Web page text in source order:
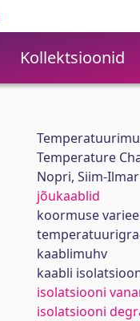
Kollektsioonid
Temperature
Nopri, Siim-Ilmar
jõukaablid
koormuse
kaablimuhv
kaabli
isolatsiooni
isolatsiooni